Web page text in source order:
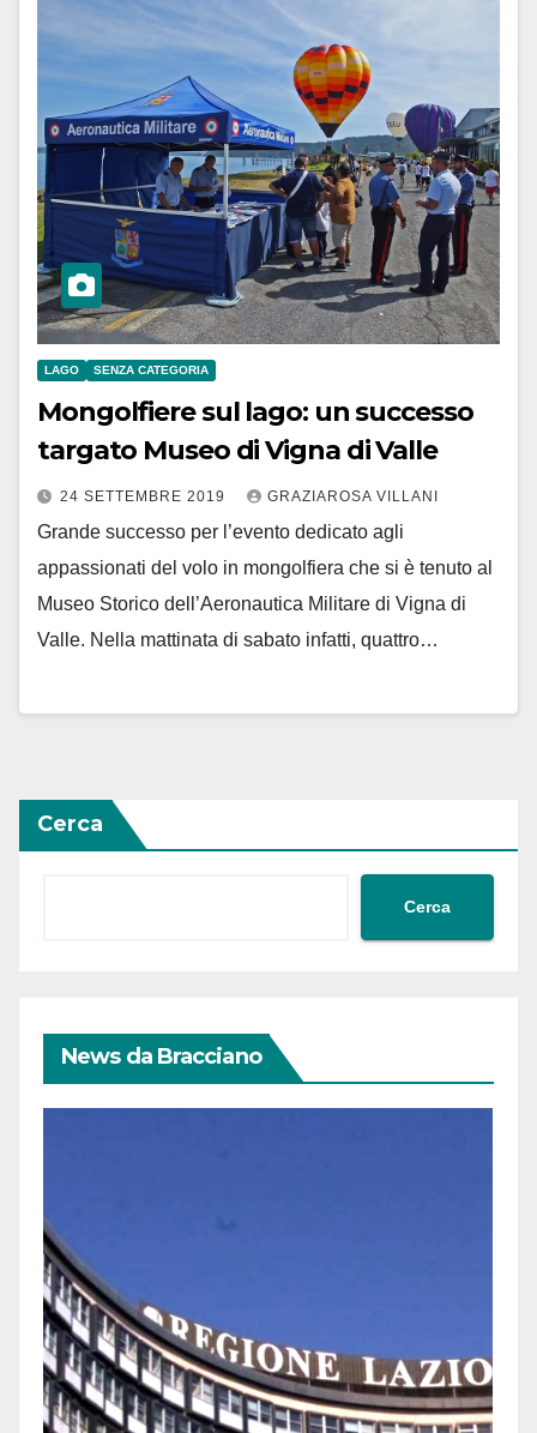
LAGO SENZA CATEGORIA
Mongolfiere sul lago: un successo
targato Museo di Vigna di Valle
24 SETTEMBRE 2019 GRAZIAROSA VILLANI
Grande successo per l’evento dedicato agli
appassionati del volo in mongolfiera che si è tenuto al
Museo Storico dell’Aeronautica Militare di Vigna di
Valle. Nella mattinata di sabato infatti, quattro…
Cerca
Cerca
News da Bracciano